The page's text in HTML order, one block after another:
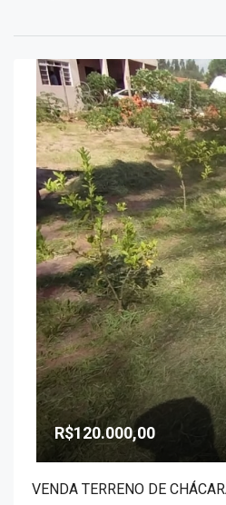
R$120.000,00
VENDA TERRENO DE